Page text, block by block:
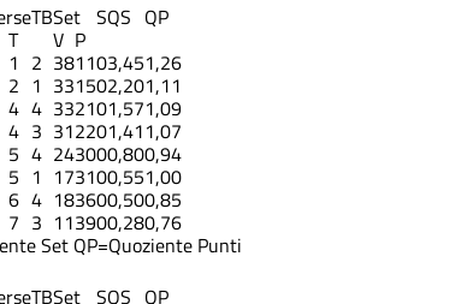
TBSet SQS QP
T V P
1 2 381103,451,26
2 1 331502,201,11
4 4 332101,571,09
4 3 312201,411,07
5 4 243000,800,94
5 1 173100,551,00
6 4 183600,500,85
7 3 113900,280,76
Set QP=Quoziente Punti
TBSet SQS QP